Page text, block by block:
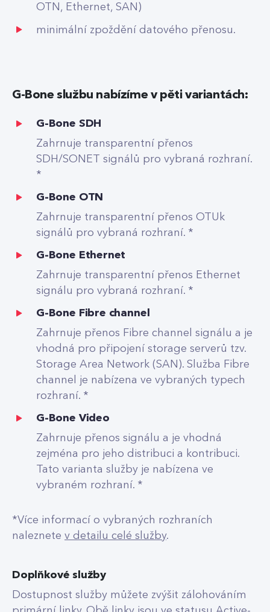
OTN, Ethernet, SAN)
minimální zpoždění datového přenosu.
G-Bone službu nabízíme v pěti variantách:
G-Bone SDH
Zahrnuje transparentní přenos
SDH/SONET signálů pro vybraná rozhraní.
*
G-Bone OTN
Zahrnuje transparentní přenos OTUk
signálů pro vybraná rozhraní. *
G-Bone Ethernet
Zahrnuje transparentní přenos Ethernet
signálu pro vybraná rozhraní. *
G-Bone Fibre channel
Zahrnuje přenos Fibre channel signálu a je
vhodná pro připojení storage serverů tzv.
Storage Area Network (SAN). Služba Fibre
channel je nabízena ve vybraných typech
rozhraní. *
G-Bone Video
Zahrnuje přenos signálu a je vhodná
zejména pro jeho distribuci a kontribuci.
Tato varianta služby je nabízena ve
vybraném rozhraní. *
*Více informací o vybraných rozhraních
naleznete v detailu celé služby.
Doplňkové služby
Dostupnost služby můžete zvýšit zálohováním